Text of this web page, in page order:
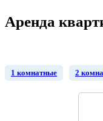
Аренда
1 комнатные 2